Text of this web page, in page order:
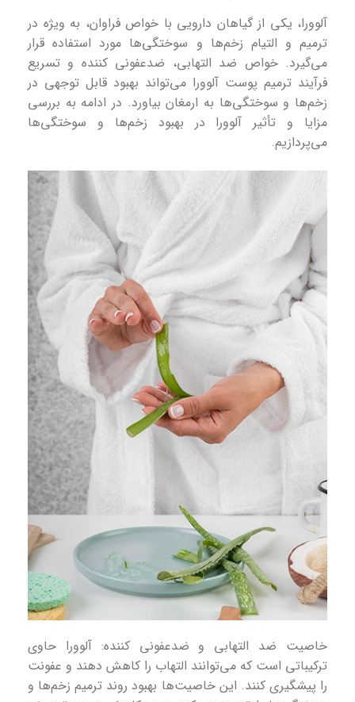
آلوورا، یکی از گیاهان دارویی با خواص فراوان، به ویژه در
ترمیم و التیام زخم‌ها و سوختگی‌ها مورد استفاده قرار
می‌گیرد. خواص ضد التهابی، ضدعفونی کننده و تسریع
فرآیند ترمیم پوست آلوورا می‌تواند بهبود قابل توجهی در
زخم‌ها و سوختگی‌ها به ارمغان بیاورد. در ادامه به بررسی
مزایا و تأثیر آلوورا در بهبود زخم‌ها و سوختگی‌ها
می‌پردازیم.
خاصیت ضد التهابی و ضدعفونی کننده: آلوورا حاوی
ترکیباتی است که می‌توانند التهاب را کاهش دهند و عفونت
را پیشگیری کنند. این خاصیت‌ها بهبود روند ترمیم زخم‌ها و